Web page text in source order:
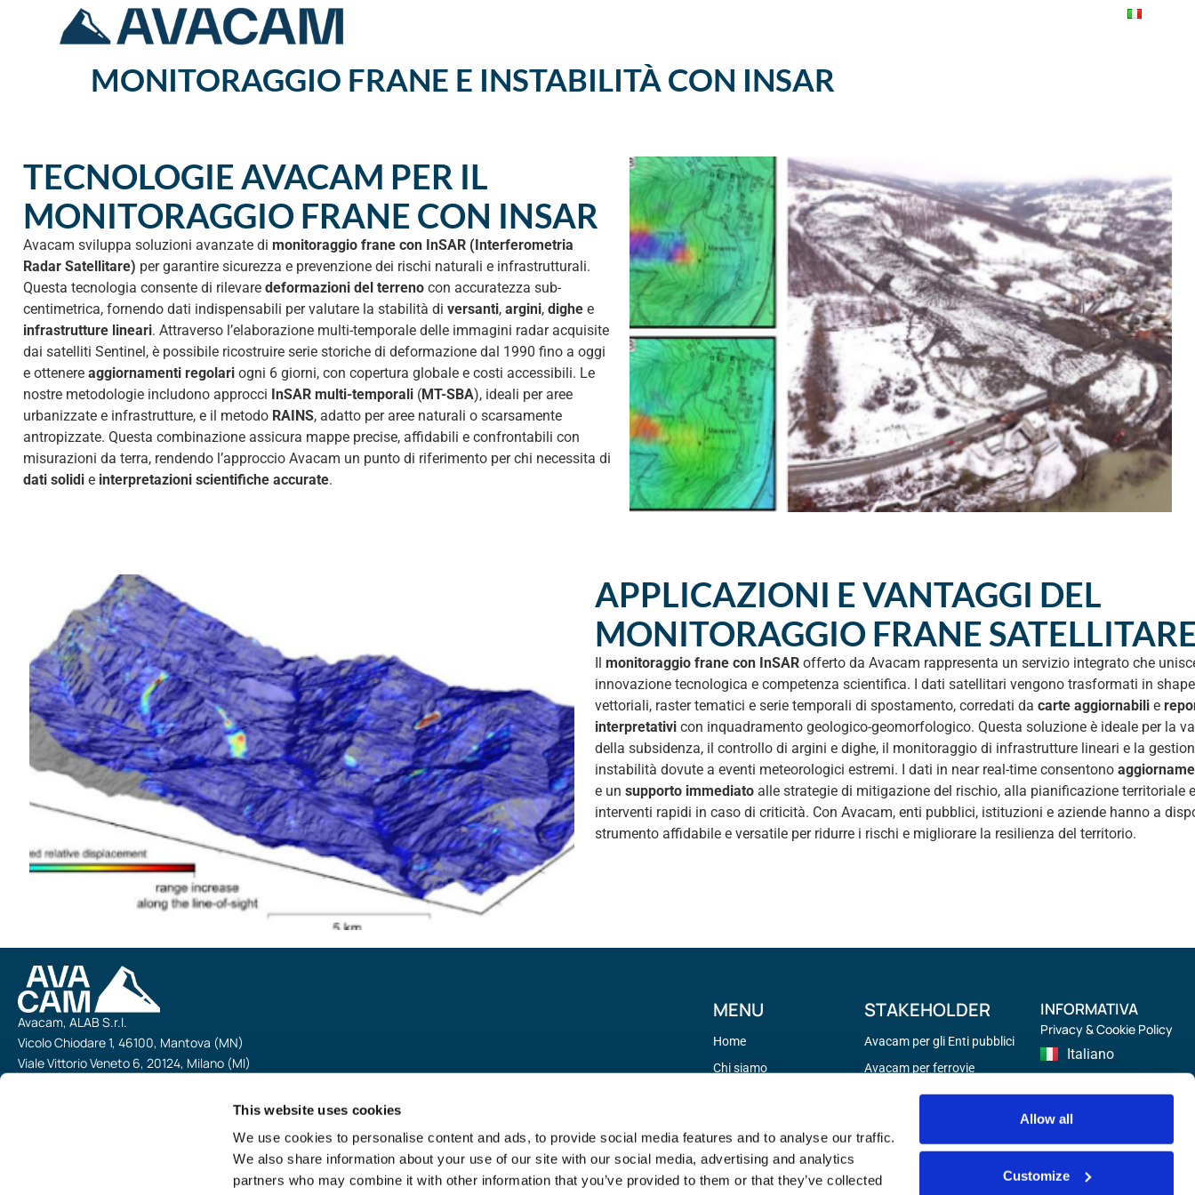
This website uses cookies
We use cookies to personalise content and ads, to provide social media features and to analyse our traffic.
We also share information about your use of our site with our social media, advertising and analytics
partners who may combine it with other information that you’ve provided to them or that they’ve collected
Allow all
Customize
MONITORAGGIO FRANE E INSTABILITÀ CON INSAR
TECNOLOGIE AVACAM PER IL
MONITORAGGIO FRANE CON INSAR
Avacam sviluppa soluzioni avanzate dimonitoraggio frane con InSAR (Interferometria
Radar Satellitare) per garantire sicurezza e prevenzione dei rischi naturali e infrastrutturali.
Questa tecnologia consente di rilevaredeformazioni del terreno con accuratezza sub-
centimetrica, fornendo dati indispensabili per valutare la stabilità diversanti,argini,dighe e
infrastrutture lineari. Attraverso l’elaborazione multi-temporale delle immagini radar acquisite
dai satelliti Sentinel, è possibile ricostruire serie storiche di deformazione dal 1990 fino a oggi
e ottenereaggiornamenti regolari ogni 6 giorni, con copertura globale e costi accessibili. Le
nostre metodologie includono approcci InSAR multi-temporali (MT-SBA), ideali per aree
urbanizzate e infrastrutture, e il metodo RAINS, adatto per aree naturali o scarsamente
antropizzate. Questa combinazione assicura mappe precise, affidabili e confrontabili con
misurazioni da terra, rendendo l’approccio Avacam un punto di riferimento per chi necessita di
dati solidi e interpretazioni scientifiche accurate.
APPLICAZIONI E VANTAGGI DEL
MONITORAGGIO FRANE
Il monitoraggio frane con InSARofferto da Avacam rappresenta un servizio integrato che
innovazione tecnologica e competenza scientifica. I dati satellitari vengono trasformati in
vettoriali, raster tematici e serie temporali di spostamento, corredati da carte aggiornabilie
interpretativicon inquadramento geologico-geomorfologico. Questa soluzione è ideale per la
della subsidenza, il controllo di argini e dighe, il monitoraggio di infrastrutture lineari e la
instabilità dovute a eventi meteorologici estremi. I dati in near real-time consentono
e un supporto immediatoalle strategie di mitigazione del rischio, alla pianificazione territoriale
interventi rapidi in caso di criticità. Con Avacam, enti pubblici, istituzioni e aziende hanno a
strumento affidabile e versatile per ridurre i rischi e migliorare la resilienza del territorio.
Avacam, ALAB S.r.l.
Vicolo Chiodare 1, 46100, Mantova (MN)
Viale Vittorio Veneto 6, 20124, Milano (MI)
MENU
Home
Chi siamo
STAKEHOLDER
Avacam per gli Enti pubblici
Avacam per ferrovie
Avacam per enti gestione
INFORMATIVA
Privacy & Cookie Policy
Italiano
Français
Español
Deutsch